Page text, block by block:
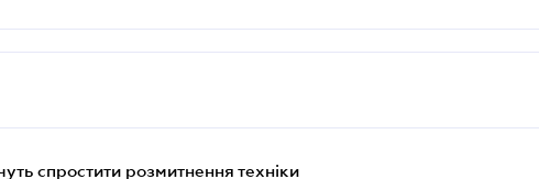
спростити розмитнення техніки